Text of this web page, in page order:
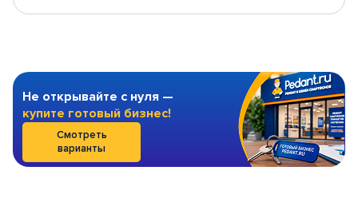
Не открывайте с нуля —
купите готовый бизнес!
Смотреть
варианты